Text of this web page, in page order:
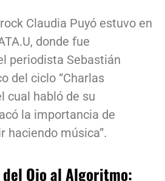
Claudia Puyó estuvo en
donde fue
periodista Sebastián
del ciclo “Charlas
cual habló de su
la importancia de
haciendo música”.
Ojo al Algoritmo: